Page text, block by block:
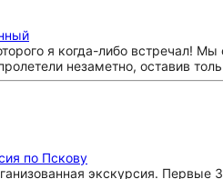
я когда-либо встречал!
незаметно, оставив
по Пскову
экскурсия. Первые